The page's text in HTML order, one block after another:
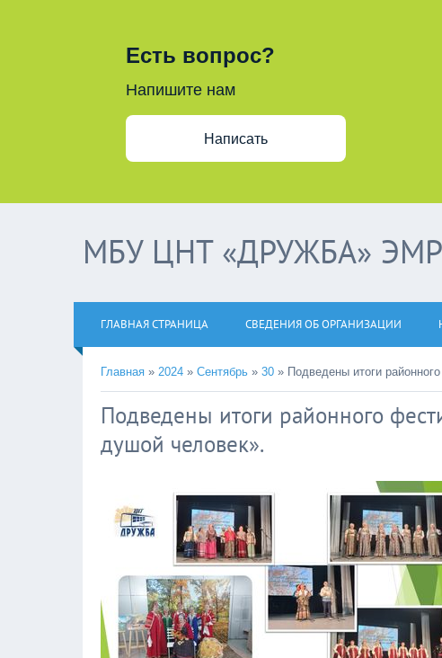
Есть вопрос?
Напишите нам
Написать
МБУ ЦНТ «ДРУЖБА» ЭМР
ГЛАВНАЯ СТРАНИЦА СВЕДЕНИЯ ОБ ОРГАНИЗАЦИИ
Главная » 2024 » Сентябрь » 30 » Подведены итоги
Подведены итоги районного
душой человек».